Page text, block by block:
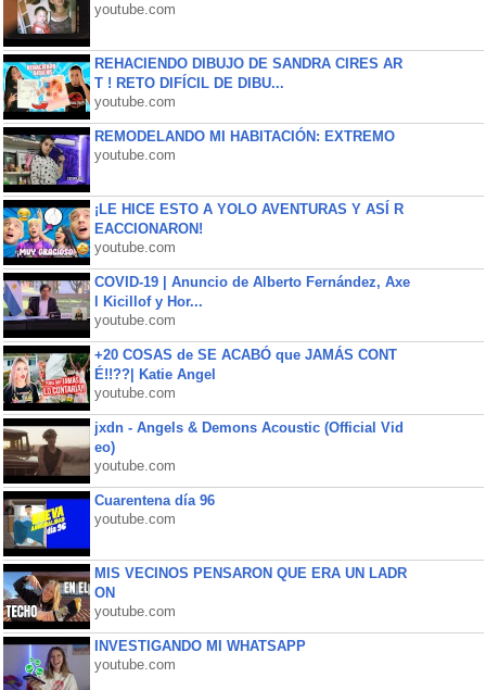
youtube.com
REHACIENDO DIBUJO DE SANDRA CIRES AR
T ! RETO DIFÍCIL DE DIBU...
youtube.com
REMODELANDO MI HABITACIÓN: EXTREMO
youtube.com
¡LE HICE ESTO A YOLO AVENTURAS Y ASÍ R
EACCIONARON!
youtube.com
COVID-19 | Anuncio de Alberto Fernández, Axe
l Kicillof y Hor...
youtube.com
+20 COSAS de SE ACABÓ que JAMÁS CONT
É!!??| Katie Angel
youtube.com
jxdn - Angels & Demons Acoustic (Official Vid
eo)
youtube.com
Cuarentena día 96
youtube.com
MIS VECINOS PENSARON QUE ERA UN LADR
ON
youtube.com
INVESTIGANDO MI WHATSAPP
youtube.com